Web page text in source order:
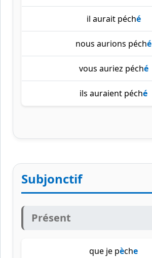
il aurait péché
nous aurions péché
vous auriez péché
ils auraient péché
Subjonctif
Présent
que je pèche